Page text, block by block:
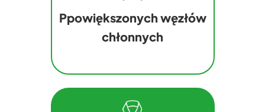
Ppowiększonych węzłów
chłonnych